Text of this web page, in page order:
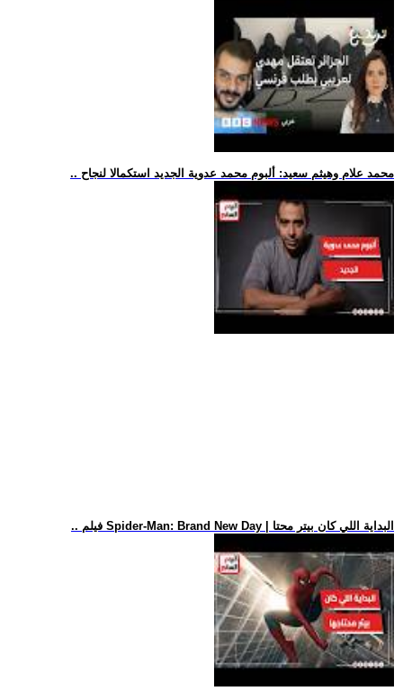
.. محمد علام وهيثم سعيد: ألبوم محمد عدوية الجديد استكمالا لنجاح
.. فيلم Spider-Man: Brand New Day | البداية اللي كان بيتر محتا